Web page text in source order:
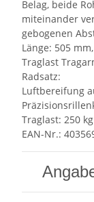
Belag, beide
miteinander
gebogenen
Länge: 505
Traglast
Radsatz:
Luftbereifung
Traglast: 250 kg
EAN-Nr.: